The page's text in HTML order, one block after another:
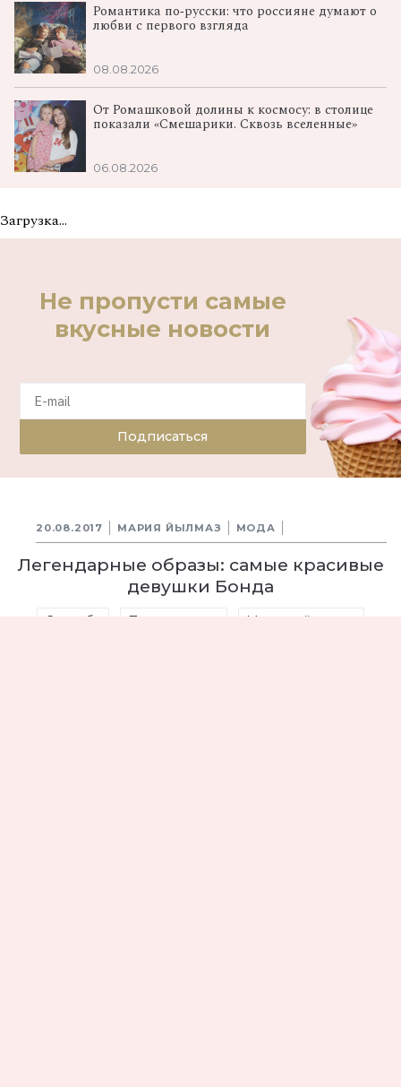
Романтика по‑русски: что россияне думают о
любви с первого взгляда
08.08.2026
От Ромашковой долины к космосу: в столице
показали «Смешарики. Сквозь вселенные»
06.08.2026
Загрузка...
Не пропусти самые
вкусные новости
Подписаться
20.08.2017 МАРИЯ ЙЫЛМАЗ МОДА
Легендарные образы: самые красивые
девушки Бонда
Свадьба Путешествие Медовый месяц